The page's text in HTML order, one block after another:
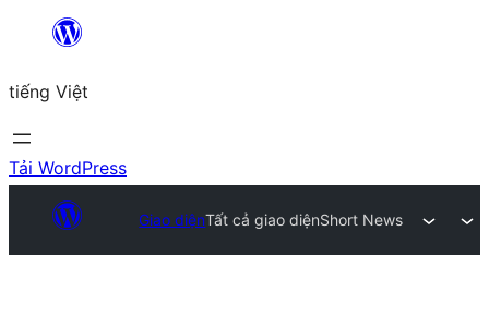
Chuyển
phần
nội
dung
tiếng Việt
Tải WordPress
Giao diệnTất cả giao diệnShort News